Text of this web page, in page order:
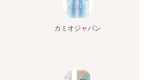
カミオジャパン